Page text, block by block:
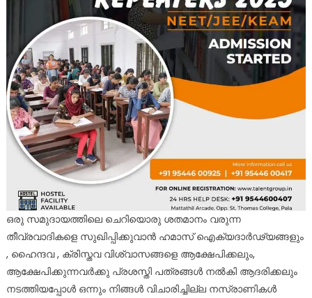
ഒരു സമുദായത്തിലെ ചെറിയൊരു ശതമാനം വരുന്ന
തീവ്രവാദികളെ സുഖിപ്പിക്കുവാൻ ഹമാസ് ഐക്യദാർഢ്യങ്ങളും
, ഹൈന്ദവ , ക്രിസ്തവ വിശ്വാസങ്ങളെ ആക്ഷേപിക്കലും,
ആക്ഷേപിക്കുന്നവർക്കു പ്രശസ്തി പത്രങ്ങൾ നൽകി ആദരിക്കലും
നടത്തിയപ്പോൾ ഒന്നും നിങ്ങൾ വിചാരിച്ചില്ല നസ്രാണികൾ